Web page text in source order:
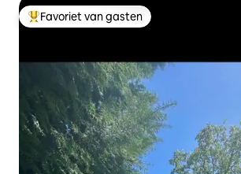
Topfavoriet van gasten
Favoriet van gasten